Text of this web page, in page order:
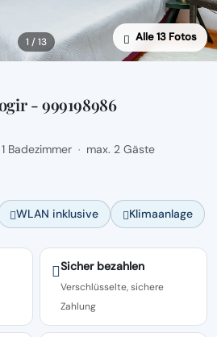
1 / 13 Alle 13 Fotos
- 999198986
1 Badezimmer · max. 2 Gäste
WLAN inklusive Klimaanlage
Sicher bezahlen
Verschlüsselte, sichere
Zahlung